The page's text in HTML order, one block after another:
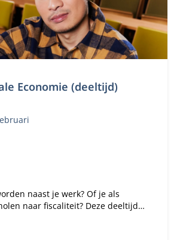
Economie (deeltijd)
naast je werk? Of je als
naar fiscaliteit? Deze deeltijd